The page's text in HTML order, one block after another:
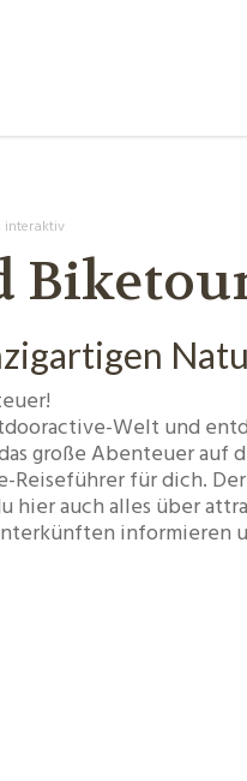
interaktiv
Welt und
große Abenteuer auf
Reiseführer für dich.
hier auch alles über
informieren